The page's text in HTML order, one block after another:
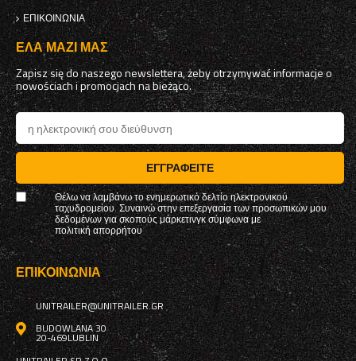
ΕΠΙΚΟΙΝΩΝΊΑ
ΈΛΑ ΜΑΖΊ ΜΑΣ
Zapisz się do naszego newslettera, żeby otrzymywać informacje o
nowościach i promocjach na bieżąco.
ΕΓΓΡΑΦΕΊΤΕ
Θέλω να λαμβάνω το ενημερωτικό δελτίο ηλεκτρονικού
ταχυδρομείου. Συναινώ στην επεξεργασία των προσωπικών μου
δεδομένων για σκοπούς μάρκετινγκ σύμφωνα με
πολιτική απορρήτου
ΕΠΙΚΟΙΝΩΝΊΑ
UNITRAILER@UNITRAILER.GR
BUDOWLANA 30
20-469LUBLIN